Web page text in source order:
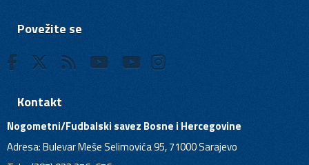
Povežite se
Kontakt
Nogometni/Fudbalski savez Bosne i Hercegovine
Adresa: Bulevar Meše Selimovića 95, 71000 Sarajevo